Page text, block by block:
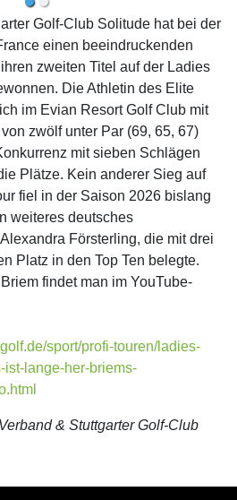
Golf-Club Solitude hat bei der
einen beeindruckenden
zweiten Titel auf der Ladies
Die Athletin des Elite
im Evian Resort Golf Club mit
zwölf unter Par (69, 65, 67)
mit sieben Schlägen
Plätze. Kein anderer Sieg auf
fiel in der Saison 2026 bislang
weiteres deutsches
Försterling, die mit drei
Platz in den Top Ten belegte.
findet man im YouTube-
sport/profi-touren/ladies-
ist-lange-her-briems-
& Stuttgarter Golf-Club